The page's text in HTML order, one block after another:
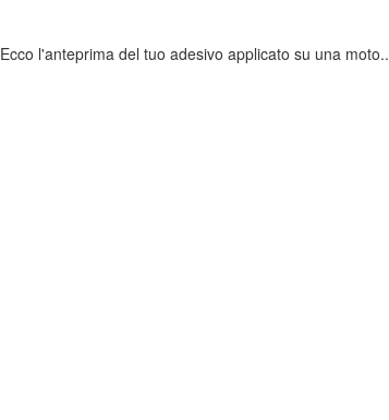
Ecco l'anteprima del tuo adesivo applicato su una moto..